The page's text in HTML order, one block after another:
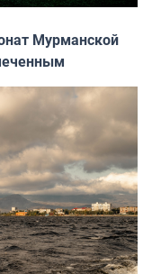
Мурманской